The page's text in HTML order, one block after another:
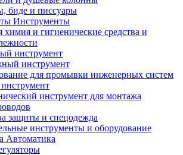
биде и писсуары
Инструменты
химия и гигиенические средства и
инструмент
инструмент
для промывки инженерных систем
инструмент для монтажа
защиты и спецодежда
инструменты и оборудование
Автоматика